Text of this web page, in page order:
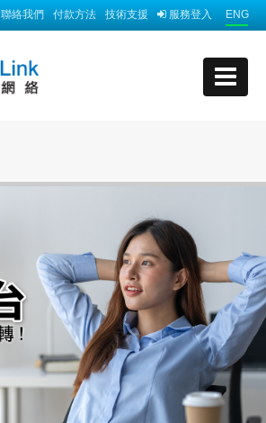
ENG
服務登入
技術支援
付款方法
聯絡我們